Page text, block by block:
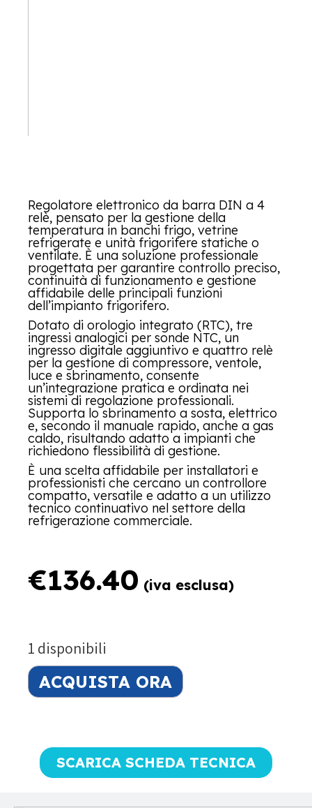
SCARICA SCHEDA TECNICA
Regolatore elettronico da barra DIN a 4
relè, pensato per la gestione della
temperatura in banchi frigo, vetrine
refrigerate e unità frigorifere statiche o
ventilate. È una soluzione professionale
progettata per garantire controllo preciso,
continuità di funzionamento e gestione
affidabile delle principali funzioni
dell’impianto frigorifero.
Dotato di orologio integrato (RTC), tre
ingressi analogici per sonde NTC, un
ingresso digitale aggiuntivo e quattro relè
per la gestione di compressore, ventole,
luce e sbrinamento, consente
un’integrazione pratica e ordinata nei
sistemi di regolazione professionali.
Supporta lo sbrinamento a sosta, elettrico
e, secondo il manuale rapido, anche a gas
caldo, risultando adatto a impianti che
richiedono flessibilità di gestione.
È una scelta affidabile per installatori e
professionisti che cercano un controllore
compatto, versatile e adatto a un utilizzo
tecnico continuativo nel settore della
refrigerazione commerciale.
€136.40 (iva esclusa)
1 disponibili
ACQUISTA ORA